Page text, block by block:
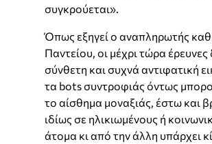
συγκρούεται».
Όπως εξηγεί ο αναπληρωτής
Παντείου, οι μέχρι τώρα έρευνες
σύνθετη και συχνά αντιφατική
τα bots συντροφιάς όντως
το αίσθημα μοναξιάς, έστω και
ιδίως σε ηλικιωμένους ή
άτομα κι από την άλλη υπάρχει